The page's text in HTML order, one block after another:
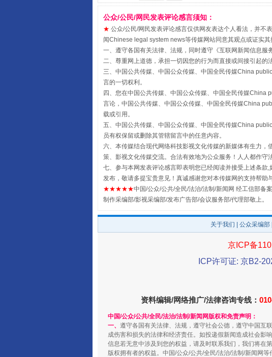
全民健身五年计划来了！等你上场
公众/公民/网民发表评论感言须知：
★ 公众/公民/网民发表评论感言仅供网友表达个人看法，并
闻Chinese legal system news等传媒网站同意其观点或证实
一、遵守各国有关法律、法规，同时遵守《互联网新闻信息服
二、尊重网上道德，承担一切因您的行为而直接或间接引起的
三、中国公共传媒、中国公众传媒、中国全民传媒China
言的一切权利。
四、您在中国公共传媒、中国公众传媒、中国全民传媒
言论，中国公共传媒、中国公众传媒、中国全民传媒China
载或引用。
五、中国公共传媒、中国公众传媒、中国全民传媒China
员有权保留或删除其管辖留言中的任意内容。
六、本传媒结合现代网络科技影视文化传媒的新媒体有生力
策、影视文化传媒交流。合法有效地为公众服务！人人都作守
七、参与本网发表评论感言即表明您已经阅读并接受上述条
发布，敬请多提宝贵意见！真诚感谢您对本传媒网的支持帮
★★★★★中国/公众/公共/全民/法治/法制/新闻网 经工信部备
制作采编部/影视采编部/发布广告部/会议服务部/代理部敬上。
关于我们 公众采编部
京ICP备
ICP许可证: 京B2-
资料编辑/网络推广/法律咨询专线：
中国/公众/公共/全民/法治/法制/新闻网版权和免责声明：
一、 遵守各国有关法律、法规，遵守社会公德，遵守中国互
成伤害和损失的法律和经济责任。如投递假新闻造成社会影
信息若无意中涉及到您的权益，请及时联系我们，我们将在
版权拥有者的权益。中国/公众/公共/全民/法治/法制/新闻网等